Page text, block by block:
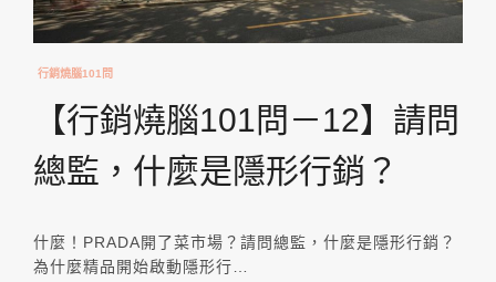
行銷燒腦101問
【行銷燒腦101問－12】請問
總監，什麼是隱形行銷？
什麼！PRADA開了菜市場？請問總監，什麼是隱形行銷？
為什麼精品開始啟動隱形行…